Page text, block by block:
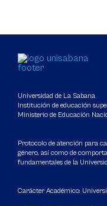
Universidad de La Sabana
Institución de educación
Ministerio de Educación
Protocolo de atención para
género, así como de
fundamentales de la
Carácter Académico: